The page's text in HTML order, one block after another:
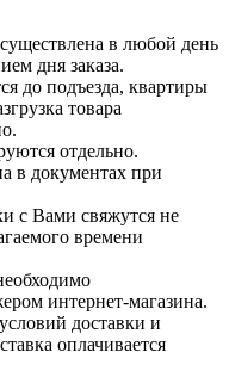
в любой день
дня заказа.
до подъезда, квартиры
товара
отдельно.
в документах при
с Вами свяжутся не
времени
интернет-магазина.
доставки и
оплачивается